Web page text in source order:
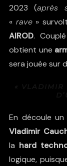
2023 (après
« rave»
AIROD.
obtient une
sera jouée sur
En découle
Vladimir
la hard
logique,